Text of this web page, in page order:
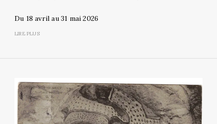
Du 18 avril au 31 mai 2026
LIRE PLUS